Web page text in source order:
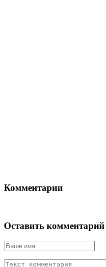
Комментарии
Оставить комментарий